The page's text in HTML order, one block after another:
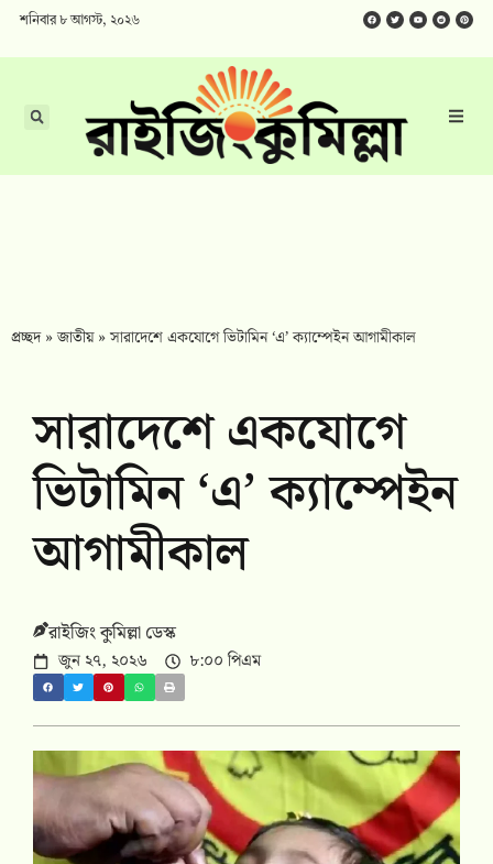
শনিবার ৮ আগস্ট, ২০২৬
প্রচ্ছদ»জাতীয়»সারাদেশে একযোগে ভিটামিন ‘এ’ ক্যাম্পেইন আগামীকাল
সারাদেশে একযোগে
ভিটামিন ‘এ’ ক্যাম্পেইন
আগামীকাল
রাইজিং কুমিল্লা ডেস্ক
জুন ২৭, ২০২৬ ৮:০০ পিএম